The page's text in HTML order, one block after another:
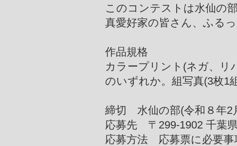
このコンテストは水仙の
真愛好家の皆さん、ふる
作品規格
カラープリント(ネガ、リ
のいずれか。組写真(3枚1
締切 水仙の部(令和８年2
応募先 〒299-1902 千葉
応募方法 応募票に必要事